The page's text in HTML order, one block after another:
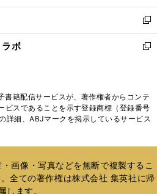
開
く
ウ
で
開
く
ン
ド
ウ
で
ウ
ィ
ン
ド
く
新
し
い
ド
ウ
で
ボ
新
ィ
ン
ド
開
く
籍配信サービスが、著作権者からコンテ
ビスであることを示す登録商標（登録番号
詳細、ABJマークを掲示しているサービス
画像・写真などを無断で複製するこ
全ての著作権は株式会社 集英社に帰
属します。